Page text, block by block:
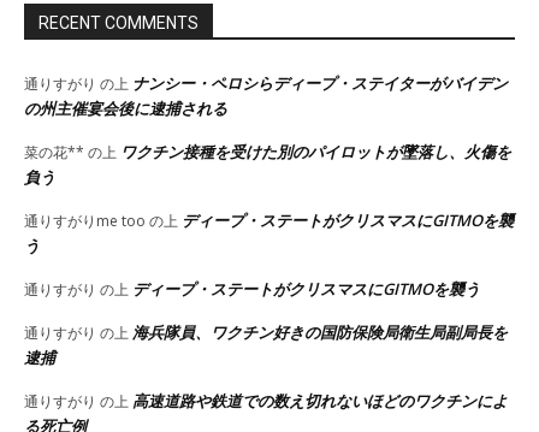
RECENT COMMENTS
通りすがり の上 ナンシー・ペロシらディープ・ステイターがバイデン
の州主催宴会後に逮捕される
菜の花** の上 ワクチン接種を受けた別のパイロットが墜落し、火傷を
負う
通りすがりme too の上 ディープ・ステートがクリスマスにGITMOを襲
う
通りすがり の上 ディープ・ステートがクリスマスにGITMOを襲う
通りすがり の上 海兵隊員、ワクチン好きの国防保険局衛生局副局長を
逮捕
通りすがり の上 高速道路や鉄道での数え切れないほどのワクチンによ
る死亡例